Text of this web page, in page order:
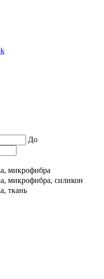
До
микрофибра
микрофибра, силикон
ткань